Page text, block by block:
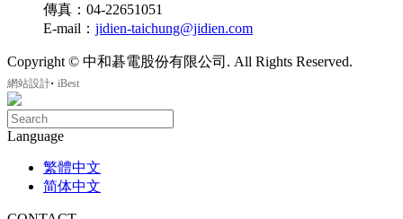
傳真：04-22651051
E-mail： jidien-taichung@jidien.com
Copyright © 中和碁電股份有限公司. All Rights Reserved.
網站設計‧ iBest
Language
繁體中文
简体中文